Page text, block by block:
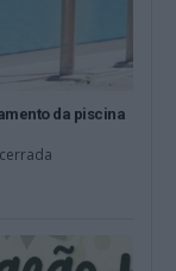
da piscina